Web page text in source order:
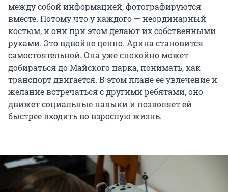
между собой информацией, фотографируются
вместе. Потому что у каждого — неординарный
костюм, и они при этом делают их собственными
руками. Это вдвойне ценно. Арина становится
самостоятельной. Она уже спокойно может
добираться до Майского парка, понимать, как
транспорт двигается. В этом плане ее увлечение и
желание встречаться с другими ребятами, оно
движет социальные навыки и позволяет ей
быстрее входить во взрослую жизнь.